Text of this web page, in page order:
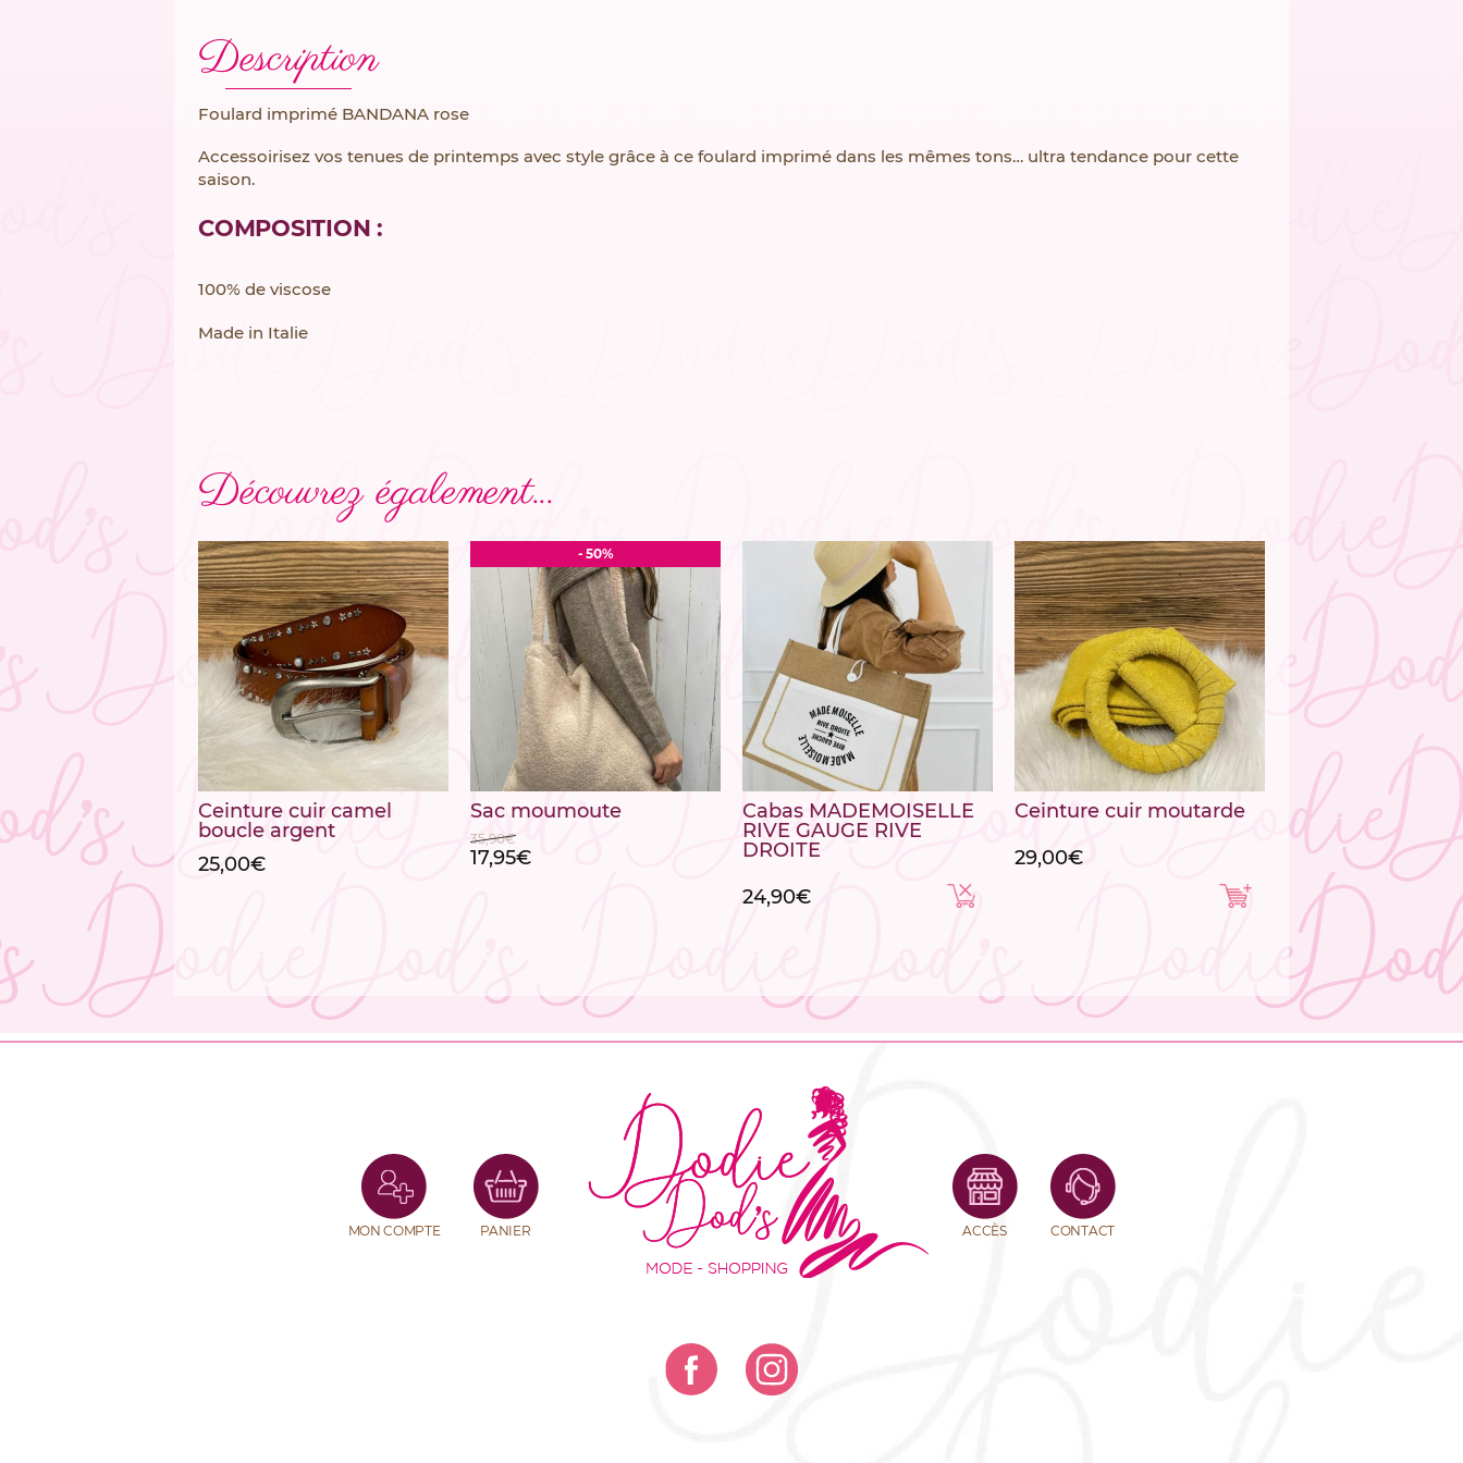
Description
Foulard imprimé BANDANA rose
Accessoirisez vos tenues de printemps avec style grâce à ce foulard imprimé dans les mêmes tons… ultra tendance pour cette
saison.
COMPOSITION :
100% de viscose
Made in Italie
Découvrez également...
Ceinture cuir camel
boucle argent
25,00€
- 50%
Sac moumoute
35,90€
Le
17,95€Le
Cabas MADEMOISELLE
RIVE GAUGE RIVE
DROITE
24,90€
Ceinture cuir moutarde
29,00€
MON COMPTE PANIER ACCÈS CONTACT